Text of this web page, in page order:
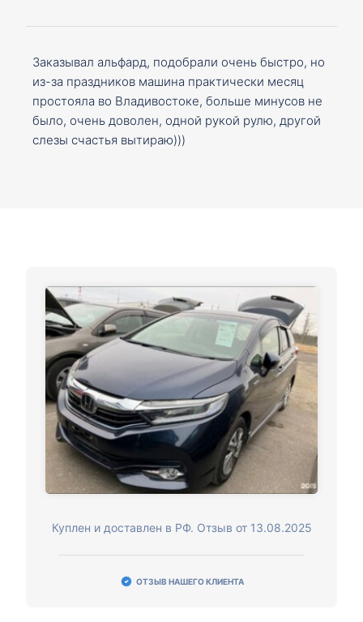
Заказывал альфард, подобрали очень быстро, но
из-за праздников машина практически месяц
простояла во Владивостоке, больше минусов не
было, очень доволен, одной рукой рулю, другой
слезы счастья вытираю)))
Куплен и доставлен в РФ. Отзыв от 13.08.2025
ОТЗЫВ НАШЕГО КЛИЕНТА